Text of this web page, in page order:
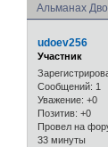
Альманах
udoev256
Участник
Сообщений: 1
Уважение: +0
Позитив: +0
Провел на
33 минуты